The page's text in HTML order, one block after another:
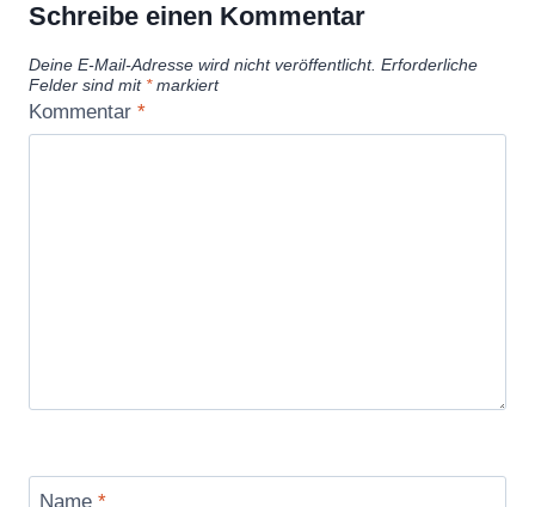
Schreibe einen Kommentar
Deine E-Mail-Adresse wird nicht veröffentlicht. Erforderliche
Felder sind mit *markiert
Kommentar *
Name *